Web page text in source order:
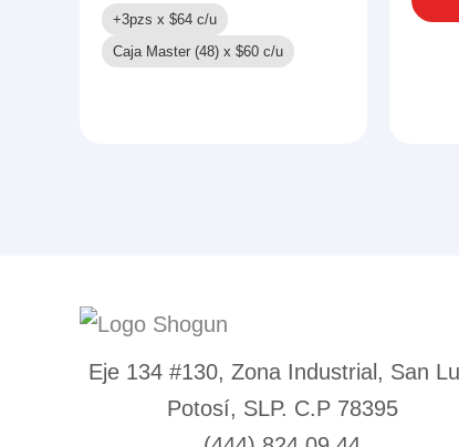
+3pzs x $64 c/u
Caja Master (48) x $60 c/u
Eje 134 #130, Zona Industrial, San
Potosí, SLP. C.P 78395